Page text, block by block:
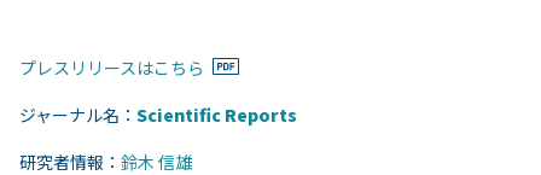
プレスリリースはこちら
ジャーナル名： Scientific Reports
研究者情報： 鈴木 信雄